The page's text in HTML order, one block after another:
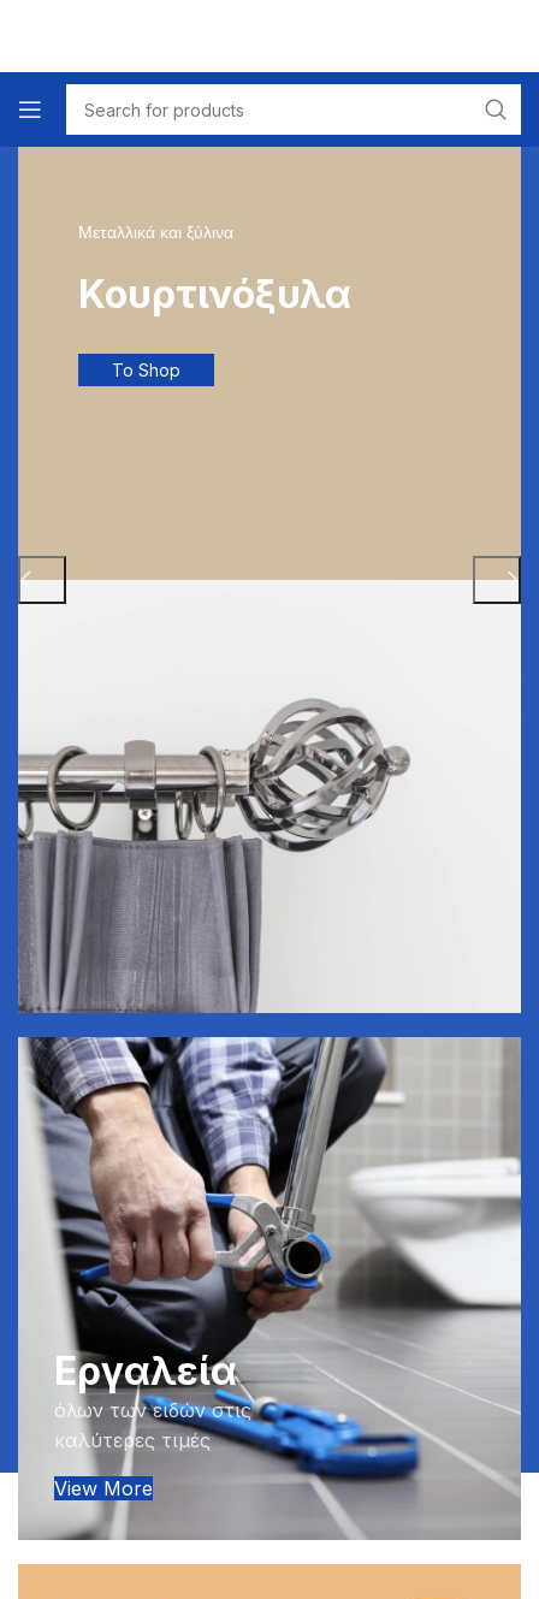
Μεταλλικά και ξύλινα
Κουρτινόξυλα
To Shop
Εργαλεία
όλων των ειδών στις
καλύτερες τιμές
View More